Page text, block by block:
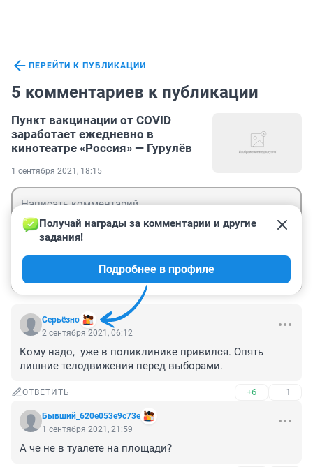
ПЕРЕЙТИ К ПУБЛИКАЦИИ
5 комментариев к публикации
Пункт вакцинации от COVID
заработает ежедневно в
кинотеатре «Россия» — Гурулёв
1 сентября 2021, 18:15
Серьёзно
Получай награды за комментарии и другие
задания!
Подробнее в профиле
2 сентября 2021, 06:12
Кому надо,  уже в поликлинике привился. Опять
лишние телодвижения перед выборами.
ОТВЕТИТЬ +6 –1
Бывший_620e053e9c73e
1 сентября 2021, 21:59
А че не в туалете на площади?